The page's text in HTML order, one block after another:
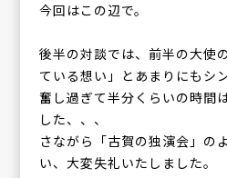
今回はこの辺で。
後半の対談では、前半の大使
ている想い」とあまりにもシ
奮し過ぎて半分くらいの時間
した、、、
さながら「古賀の独演会」の
い、大変失礼いたしました。